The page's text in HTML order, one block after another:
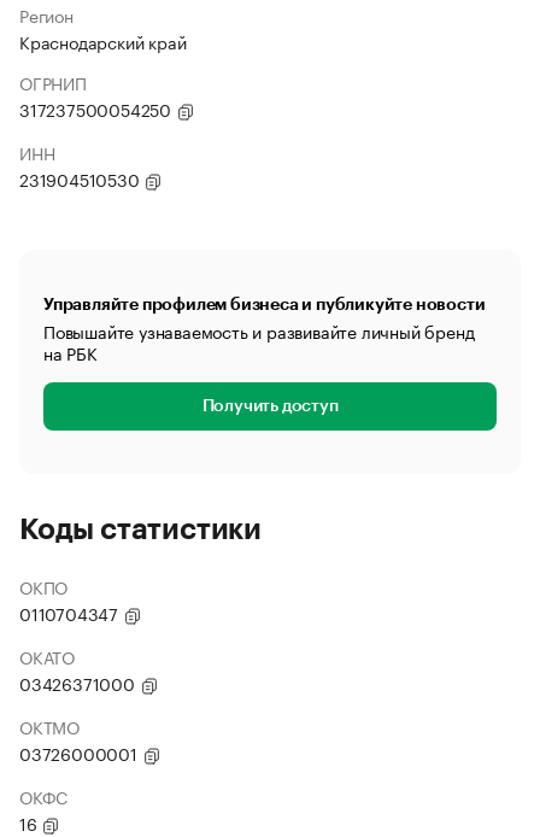
Регион
Краснодарский край
ОГРНИП
317237500054250
ИНН
231904510530
Управляйте профилем бизнеса и публикуйте новости
Повышайте узнаваемость и развивайте личный бренд
на РБК
Получить доступ
Коды статистики
ОКПО
0110704347
ОКАТО
03426371000
ОКТМО
03726000001
ОКФС
16